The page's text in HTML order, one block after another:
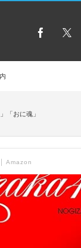
「おに魂」
Amazon